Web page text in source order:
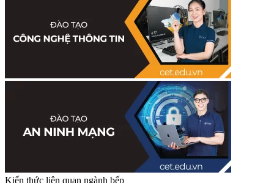
Kiến thức liên quan ngành bếp